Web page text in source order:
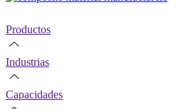
Productos
Industrias
Capacidades